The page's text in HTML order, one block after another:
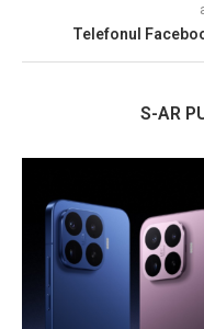
Telefonul
S-AR